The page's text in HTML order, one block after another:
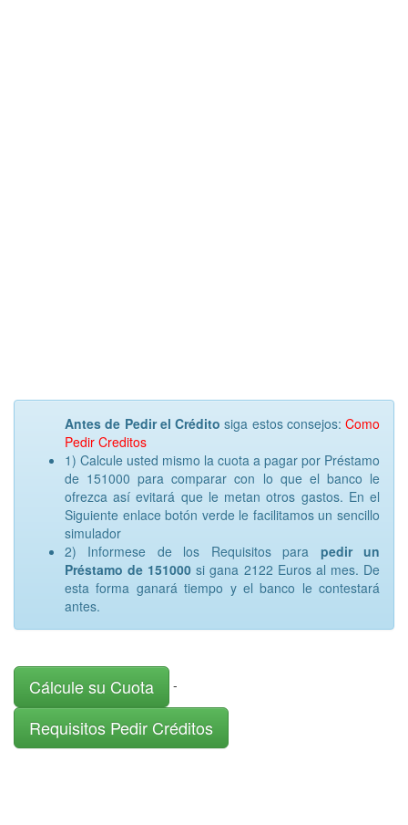
Antes de Pedir el Crédito siga estos consejos: Como
Pedir Creditos
1) Calcule usted mismo la cuota a pagar por Préstamo
de 151000 para comparar con lo que el banco le
ofrezca así evitará que le metan otros gastos. En el
Siguiente enlace botón verde le facilitamos un sencillo
simulador
2) Informese de los Requisitos para pedir un
Préstamo de 151000si gana 2122 Euros al mes. De
esta forma ganará tiempo y el banco le contestará
antes.
Cálcule su Cuota -
Requisitos Pedir Créditos